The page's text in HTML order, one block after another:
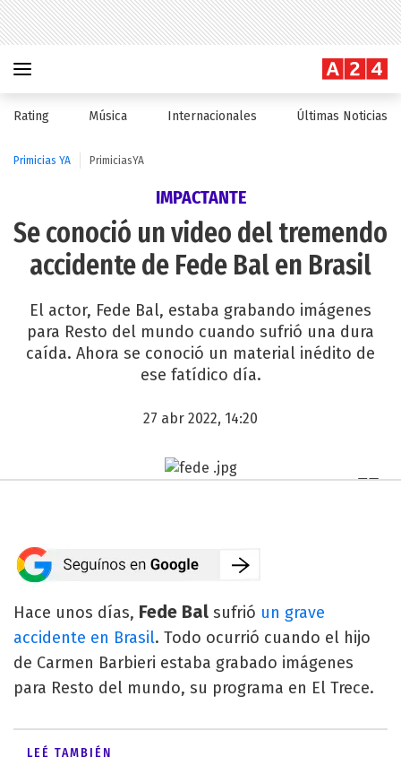
Rating Música Internacionales Últimas Noticias
Primicias YA PrimiciasYA
IMPACTANTE
Se conoció un video del tremendo
accidente de Fede Bal en Brasil
El actor, Fede Bal, estaba grabando imágenes
para Resto del mundo cuando sufrió una dura
caída. Ahora se conoció un material inédito de
ese fatídico día.
27 abr 2022, 14:20
Hace unos días, Fede Bal sufrió un grave
accidente en Brasil. Todo ocurrió cuando el hijo
de Carmen Barbieri estaba grabado imágenes
para Resto del mundo, su programa en El Trece.
LEÉ TAMBIÉN